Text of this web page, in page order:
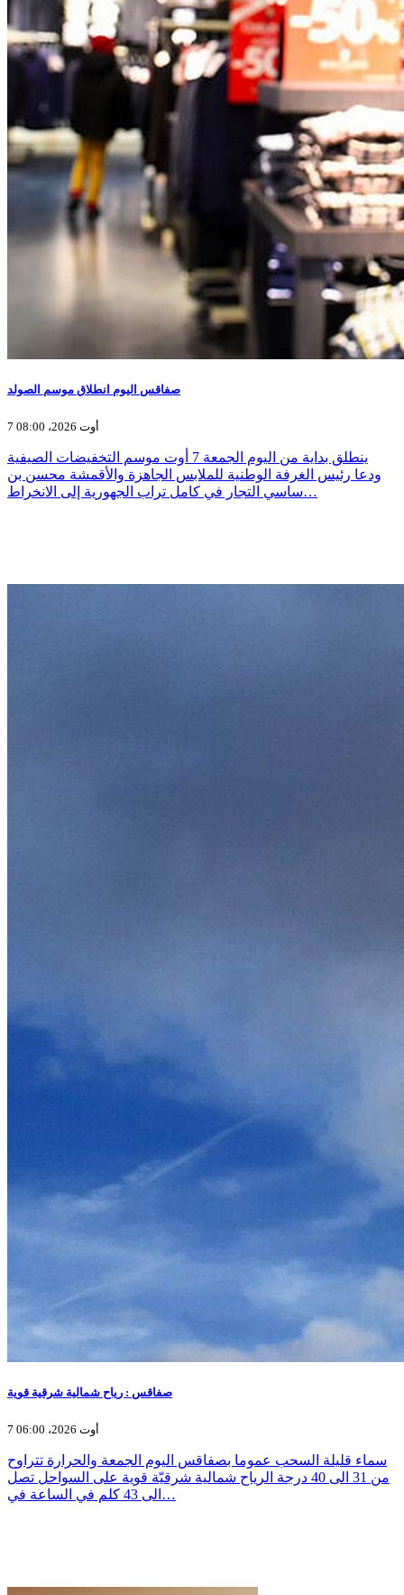
صفاقس اليوم انطلاق موسم الصولد
7 أوت 2026، 08:00
ينطلق بداية من اليوم الجمعة 7 أوت موسم التخفيضات الصيفية
ودعا رئيس الغرفة الوطنية للملابس الجاهزة والأقمشة محسن بن
ساسي التجار في كامل تراب الجهورية إلى الانخراط…
صفاقس : رياح شمالية شرقية قوية
7 أوت 2026، 06:00
سماء قليلة السحب عموما بصفاقس اليوم الجمعة والحرارة تتراوح
من 31 الى 40 درجة الرياح شمالية شرقيّة قوية على السواحل تصل
الى 43 كلم في الساعة في…